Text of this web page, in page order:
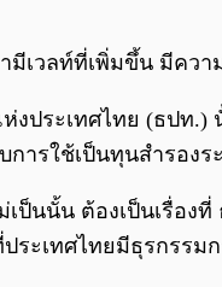
มีเวลท์ที่เพิ่มขึ้น มีคว
ประเทศไทย (ธปท.)
ารใช้เป็นทุนสำรองร
ป็นนั้น ต้องเป็นเรื่อง
ระเทศไทยมีธุรกรร